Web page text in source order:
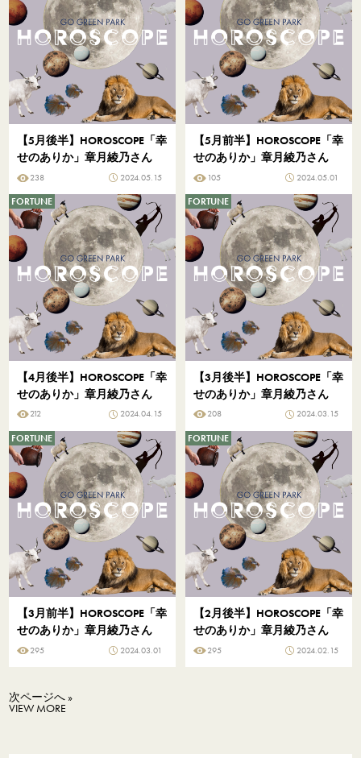
【5月後半】HOROSCOPE「幸
せのありか」章月綾乃さん
238 2024.05.15
【5月前半】HOROSCOPE「幸
せのありか」章月綾乃さん
105 2024.05.01
FORTUNE
【4月後半】HOROSCOPE「幸
せのありか」章月綾乃さん
212 2024.04.15
FORTUNE
【3月後半】HOROSCOPE「幸
せのありか」章月綾乃さん
208 2024.03.15
FORTUNE
【3月前半】HOROSCOPE「幸
せのありか」章月綾乃さん
295 2024.03.01
FORTUNE
【2月後半】HOROSCOPE「幸
せのありか」章月綾乃さん
295 2024.02.15
次ページへ »
VIEW MORE